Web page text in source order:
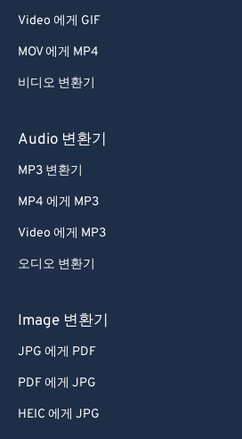
Video 에게 GIF
MOV 에게 MP4
비디오 변환기
Audio 변환기
MP3 변환기
MP4 에게 MP3
Video 에게 MP3
오디오 변환기
Image 변환기
JPG 에게 PDF
PDF 에게 JPG
HEIC 에게 JPG